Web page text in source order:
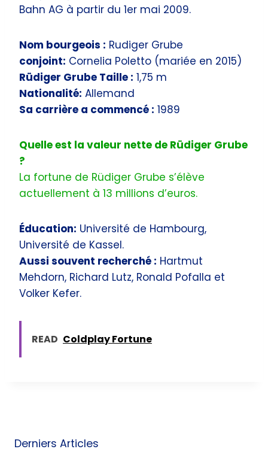
Bahn AG à partir du 1er mai 2009.
Nom bourgeois : Rudiger Grube
conjoint: Cornelia Poletto (mariée en 2015)
Rüdiger Grube Taille : 1,75 m
Nationalité: Allemand
Sa carrière a commencé : 1989
Quelle est la valeur nette de Rüdiger Grube
?
La fortune de Rüdiger Grube s’élève
actuellement à 13 millions d’euros.
Éducation: Université de Hambourg,
Université de Kassel.
Aussi souvent recherché : Hartmut
Mehdorn, Richard Lutz, Ronald Pofalla et
Volker Kefer.
READ Coldplay Fortune
Derniers Articles